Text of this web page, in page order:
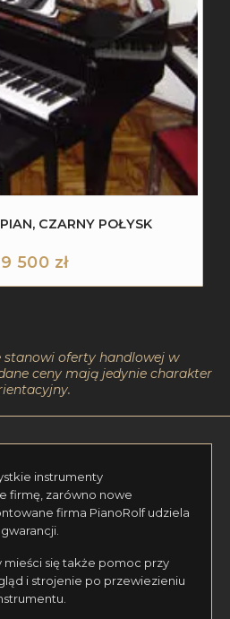
CZARNY POŁYSK
500 zł
stanowi oferty handlowej w
ceny mają jedynie charakter
instrumenty
firmę, zarówno nowe
firma PianoRolf udziela
gwarancji.
mieści się także pomoc przy
i strojenie po przewiezieniu